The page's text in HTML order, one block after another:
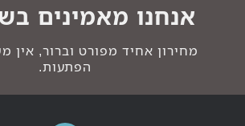
אנחנו מאמינים
מחירון אחיד מפורט וברור, אין
הפתעות.